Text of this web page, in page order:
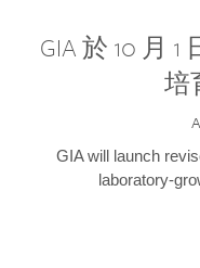
GIA 於 10 月
培
GIA will launch
laboratory-